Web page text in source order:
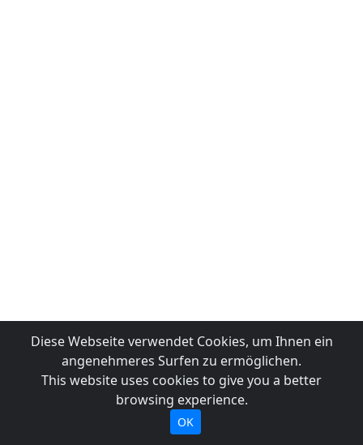
Diese Webseite verwendet Cookies, um Ihnen ein
angenehmeres Surfen zu ermöglichen.
This website uses cookies to give you a better
browsing experience.
OK